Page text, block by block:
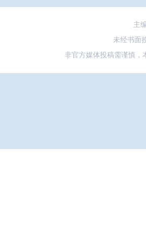
主
未经书面
非官方媒体投稿需谨慎，